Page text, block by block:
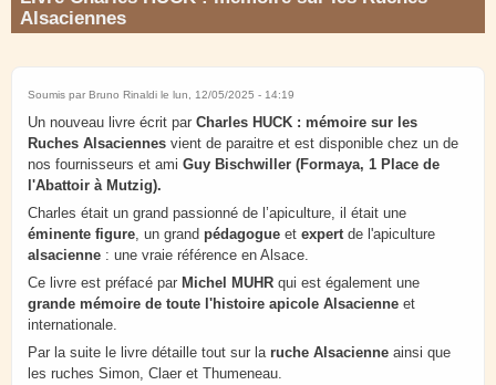
Alsaciennes
Soumis par Bruno Rinaldi le lun, 12/05/2025 - 14:19
Un nouveau livre écrit par Charles HUCK : mémoire sur les
Ruches Alsaciennes vient de paraitre et est disponible chez un de
nos fournisseurs et ami Guy Bischwiller (Formaya, 1 Place de
l'Abattoir à Mutzig).
Charles était un grand passionné de l’apiculture, il était une
éminente figure, un grand pédagogue et expertde l'apiculture
alsacienne : une vraie référence en Alsace.
Ce livre est préfacé par Michel MUHR qui est également une
grande mémoire de toute l'histoire apicole Alsacienne et
internationale.
Par la suite le livre détaille tout sur la ruche Alsacienne ainsi que
les ruches Simon, Claer et Thumeneau.